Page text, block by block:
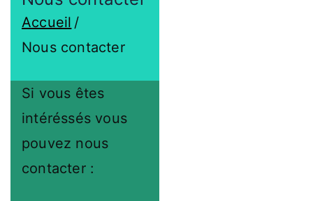
Accueil
Nous contacter
Si vous êtes
intéréssés vous
pouvez nous
contacter :